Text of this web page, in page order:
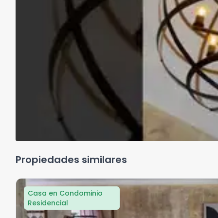
Propiedades similares
Casa en Condominio
Residencial